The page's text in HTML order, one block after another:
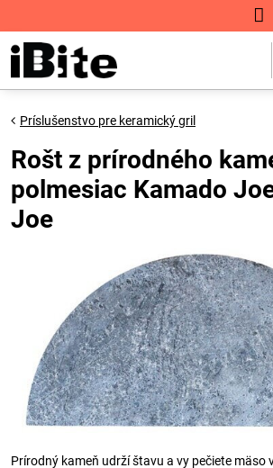
Príslušenstvo pre keramický gril
Rošt z prírodného
polmesiac Kamado
Joe
Prírodný kameň udrží štavu a vy pečiete mäso